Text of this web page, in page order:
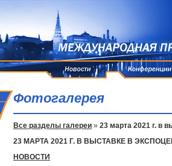
Фотогалерея
Все разделы галереи » 23 марта 2021 г.
23 МАРТА 2021 Г. В ВЫСТАВКЕ В
НОВОСТИ